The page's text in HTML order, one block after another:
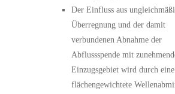
Der Einfluss aus
Überregnung und der damit
verbundenen Abnahme der
Abflussspende mit
Einzugsgebiet wird durch eine
flächengewichtete